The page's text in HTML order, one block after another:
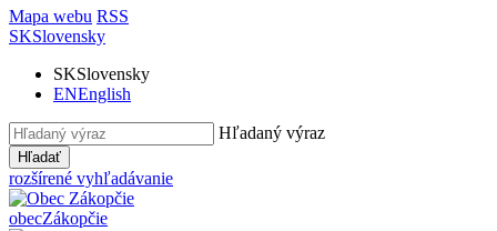
Mapa webu RSS
SKSlovensky
SKSlovensky
ENEnglish
Hľadaný výraz
Hľadať
rozšírené vyhľadávanie
obecZákopčie